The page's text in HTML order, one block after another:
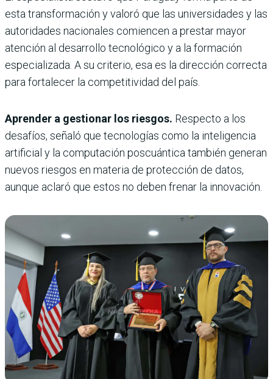
esta transformación y valoró que las universidades y las
autoridades nacionales comiencen a prestar mayor
atención al desarrollo tecnológico y a la formación
especializada. A su criterio, esa es la dirección correcta
para fortalecer la competitividad del país.
Aprender a gestionar los riesgos. Respecto a los
desafíos, señaló que tecnologías como la inteligencia
artificial y la computación poscuántica también generan
nuevos riesgos en materia de protección de datos,
aunque aclaró que estos no deben frenar la innovación.